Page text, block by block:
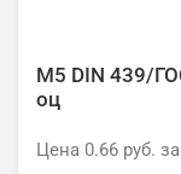
М5 DIN 439/
оц
Цена 0.66 руб.